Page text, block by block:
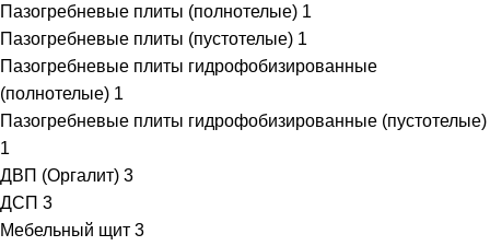
Пазогребневые плиты (полнотелые) 1
Пазогребневые плиты (пустотелые) 1
Пазогребневые плиты гидрофобизированные
(полнотелые) 1
Пазогребневые плиты гидрофобизированные (пустотелые)
1
ДВП (Оргалит) 3
ДСП 3
Мебельный щит 3